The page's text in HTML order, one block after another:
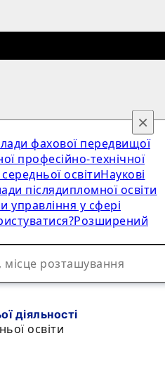
фахової передвищої
професійно-технічної
освітиНаукові
післядипломної освіти
управління у сфері
Розширений
×
діяльності
освіти